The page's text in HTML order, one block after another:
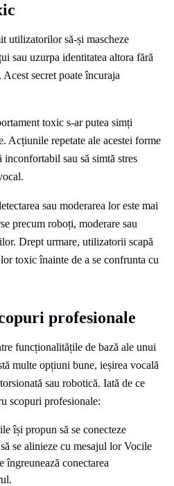
utilizatorilor să-și mascheze
sau uzurpa identitatea altora fără
secret poate încuraja
toxic s-ar putea simți
Acțiunile repetate ale acestei forme
sau să simtă stres
sau moderarea lor este mai
precum roboți, moderare sau
Drept urmare, utilizatorii scapă
toxic înainte de a se confrunta cu
profesionale
funcționalitățile de bază ale unui
multe opțiuni bune, ieșirea vocală
sau robotică. Iată de ce
scopuri profesionale:
își propun să se conecteze
se alinieze cu mesajul lor Vocile
îngreunează conectarea